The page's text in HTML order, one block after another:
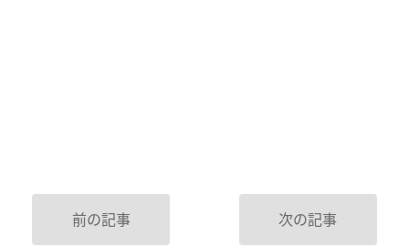
前の記事 次の記事